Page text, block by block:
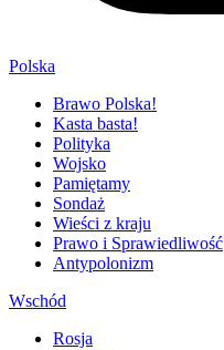
Polska
Brawo Polska!
Kasta basta!
Polityka
Wojsko
Pamiętamy
Sondaż
Wieści z kraju
Prawo i Sprawiedliwość
Antypolonizm
Wschód
Rosja